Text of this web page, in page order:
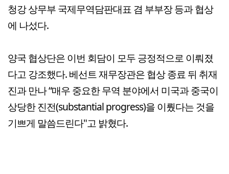
청강 상무부 국제무역담판대표 겸 부부장 등과 협상
에 나섰다.
양국 협상단은 이번 회담이 모두 긍정적으로 이뤄졌
다고 강조했다. 베선트 재무장관은 협상 종료 뒤 취재
진과 만나 “매우 중요한 무역 분야에서 미국과 중국이
상당한 진전(substantial progress)을 이뤘다는 것을
기쁘게 말씀드린다"고 밝혔다.